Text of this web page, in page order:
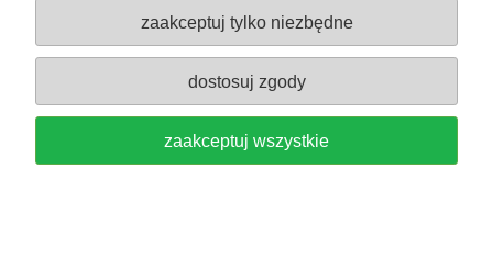
OF 1000, OF 900 578046
1 189,00 zł
zaakceptuj tylko niezbędne
dostosuj zgody
zaakceptuj wszystkie